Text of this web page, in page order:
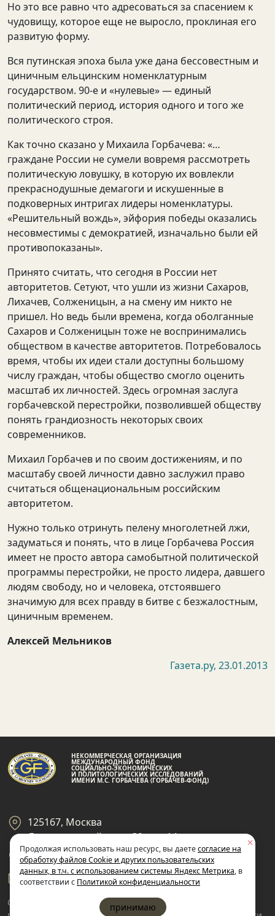
Но это все равно что адресоваться за спасением к
чудовищу, которое еще не выросло, проклиная его
развитую форму.
Вся путинская эпоха была уже дана бессовестным и
циничным ельцинским номенклатурным
государством. 90-е и «нулевые» — единый
политический период, история одного и того же
политического строя.
Как точно сказано у Михаила Горбачева: «…
граждане России не сумели вовремя рассмотреть
политическую ловушку, в которую их вовлекли
прекраснодушные демагоги и искушенные в
подковерных интригах лидеры номенклатуры.
«Решительный вождь», эйфория победы оказались
несовместимы с демократией, изначально были ей
противопоказаны».
Принято считать, что сегодня в России нет
авторитетов. Сетуют, что ушли из жизни Сахаров,
Лихачев, Солженицын, а на смену им никто не
пришел. Но ведь были времена, когда оболганные
Сахаров и Солженицын тоже не воспринимались
обществом в качестве авторитетов. Потребовалось
время, чтобы их идеи стали доступны большому
числу граждан, чтобы общество смогло оценить
масштаб их личностей. Здесь огромная заслуга
горбачевской перестройки, позволившей обществу
понять грандиозность некоторых своих
современников.
Михаил Горбачев и по своим достижениям, и по
масштабу своей личности давно заслужил право
считаться общенациональным российским
авторитетом.
Нужно только отринуть пелену многолетней лжи,
задуматься и понять, что в лице Горбачева Россия
имеет не просто автора самобытной политической
программы перестройки, не просто лидера, давшего
людям свободу, но и человека, отстоявшего
значимую для всех правду в битве с безжалостным,
циничным временем.
Алексей Мельников
Газета.ру, 23.01.2013
НЕКОММЕРЧЕСКАЯ ОРГАНИЗАЦИЯ
МЕЖДУНАРОДНЫЙ ФОНД
СОЦИАЛЬНО-ЭКОНОМИЧЕСКИХ
И ПОЛИТОЛОГИЧЕСКИХ ИССЛЕДОВАНИЙ
ИМЕНИ М.С. ГОРБАЧЕВА (ГОРБАЧЕВ-ФОНД)
125167, Москва
Ленинградский пр-кт 39, стр 14
+7 495 945-59-99
gf@gorby.ru
Cогласие на обработку
Продолжая использовать наш ресурс, вы даетесогласие на
обработку файлов Cookie и других пользовательских
данных, в т.ч. с использованием системы Яндекс Метрика, в
соответствии с Политикой конфиденциальности
принимаю